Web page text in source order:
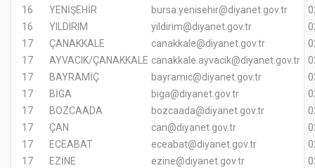
16
YENİŞEHİR bursa.yenisehir@diyanet.gov.tr
16
YILDIRIM yildirim@diyanet.gov.tr
17
ÇANAKKALE canakkale@diyanet.gov.tr
17
AYVACIK/ÇANAKKALE canakkale.ayvacik@diyanet.gov.tr
17
BAYRAMİÇ bayramic@diyanet.gov.tr
17
BİGA biga@diyanet.gov.tr
17
BOZCAADA bozcaada@diyanet.gov.tr
17
ÇAN can@diyanet.gov.tr
17
ECEABAT eceabat@diyanet.gov.tr
17
EZİNE ezine@diyanet.gov.tr